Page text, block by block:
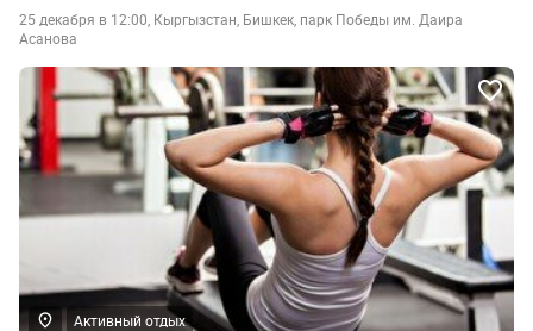
25 декабря в 12:00, Кыргызстан, Бишкек, парк Победы им. Даира
Асанова
Активный отдых